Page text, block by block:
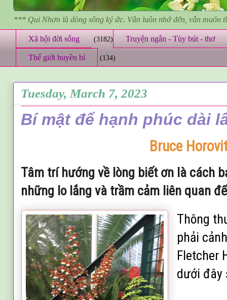
*** Qui Nhơn là dòng sông ký ức. Vẫn luôn nhớ đến, vẫn muốn
Xã hội đời sống (3182) Truyện ngắn - Tùy bút - thơ
Thế giới huyền bí (134)
Tuesday, March 7, 2023
Bí mật để hạnh phúc dài
Bruce
Tâm trí hướng về lòng biết ơn là cách
những lo lắng và trầm cảm liên quan
Thông
phải
Fletcher
dưới đây